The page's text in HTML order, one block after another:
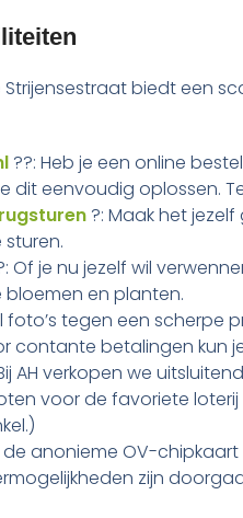
Strijensestraat biedt een
??: Heb je een online
dit eenvoudig oplossen.
?: Maak het
Of je nu jezelf wil
en planten.
foto’s tegen een scherpe
contante betalingen kun
AH verkopen we
voor de favoriete
de anonieme OV-
zijn